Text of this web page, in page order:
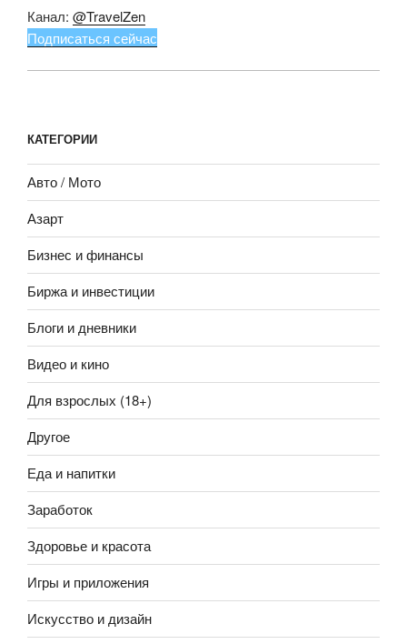
Канал: @TravelZen
Подписаться сейчас
КАТЕГОРИИ
Авто / Мото
Азарт
Бизнес и финансы
Биржа и инвестиции
Блоги и дневники
Видео и кино
Для взрослых (18+)
Другое
Еда и напитки
Заработок
Здоровье и красота
Игры и приложения
Искусство и дизайн